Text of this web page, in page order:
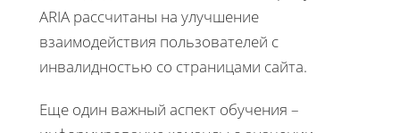
ARIA рассчитаны на улучшение
взаимодействия пользователей с
инвалидностью со страницами сайта.
Еще один важный аспект обучения –